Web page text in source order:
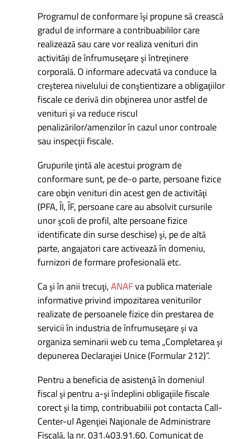
Programul de conformare îşi propune să crească
gradul de informare a contribuabililor care
realizează sau care vor realiza venituri din
activităţi de înfrumuseţare şi întreţinere
corporală. O informare adecvată va conduce la
creşterea nivelului de conştientizare a obligaţiilor
fiscale ce derivă din obţinerea unor astfel de
venituri şi va reduce riscul
penalizărilor/amenzilor în cazul unor controale
sau inspecţii fiscale.
Grupurile ţintă ale acestui program de
conformare sunt, pe de-o parte, persoane fizice
care obţin venituri din acest gen de activităţi
(PFA, ÎI, ÎF, persoane care au absolvit cursurile
unor şcoli de profil, alte persoane fizice
identificate din surse deschise) şi, pe de altă
parte, angajatori care activează în domeniu,
furnizori de formare profesională etc.
Ca şi în anii trecuţi,ANAFva publica materiale
informative privind impozitarea veniturilor
realizate de persoanele fizice din prestarea de
servicii în industria de înfrumuseţare şi va
organiza seminarii web cu tema „Completarea şi
depunerea Declaraţiei Unice (Formular 212)”.
Pentru a beneficia de asistenţă în domeniul
fiscal şi pentru a-şi îndeplini obligaţiile fiscale
corect şi la timp, contribuabilii pot contacta Call-
Center-ul Agenţiei Naţionale de Administrare
Fiscală, la nr. 031.403.91.60. Comunicat de